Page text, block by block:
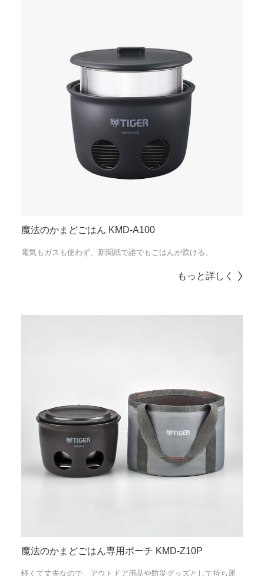
魔法のかまどごはん KMD-A100
電気もガスも使わず、新聞紙で誰でもごはんが炊ける。
もっと詳しく
魔法のかまどごはん専用ポーチ KMD-Z10P
軽くて丈夫なので、アウトドア用品や防災グッズとして持ち運